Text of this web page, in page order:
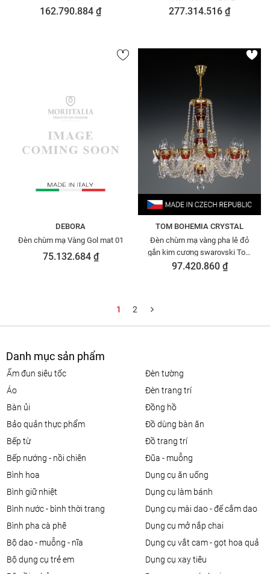
162.790.884 ₫ 277.314.516 ₫
DEBORA
Đèn chùm mạ Vàng Gol mat 01
75.132.684 ₫
TOM BOHEMIA CRYSTAL
Đèn chùm mạ vàng pha lê đỏ
gắn kim cương swarovski Tom
Bohemia 00411.010
97.420.860 ₫
1 2
Danh mục sản phẩm
ấm đun siêu tốc
áo
bàn ủi
bảo quản thực phẩm
bếp từ
bếp nướng - nồi chiên
bình hoa
bình giữ nhiệt
bình nước - bình thời trang
bình pha cà phê
bộ dao - muỗng - nĩa
bộ dụng cụ trẻ em
đèn tường
đèn trang trí
đồng hồ
đồ dùng bàn ăn
đồ trang trí
đũa - muỗng
dụng cụ ăn uống
dụng cụ làm bánh
dụng cụ mài dao - đế cắm dao
dụng cụ mở nắp chai
dụng cụ vắt cam - gọt hoa quả
dụng cụ xay tiêu